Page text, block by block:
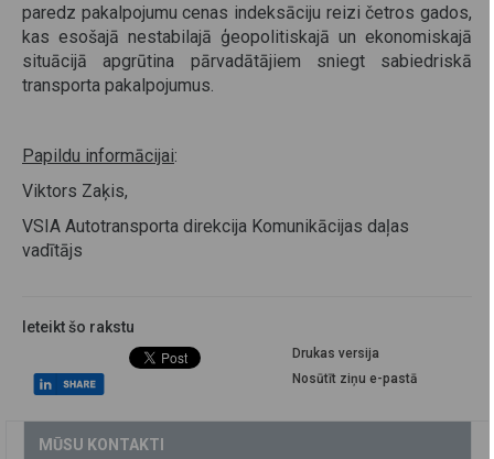
paredz pakalpojumu cenas indeksāciju reizi četros gados,
kas esošajā nestabilajā ģeopolitiskajā un ekonomiskajā
situācijā apgrūtina pārvadātājiem sniegt sabiedriskā
transporta pakalpojumus.
Papildu informācijai:
Viktors Zaķis,
VSIA Autotransporta direkcija Komunikācijas daļas
vadītājs
Ieteikt šo rakstu
Drukas versija
Nosūtīt ziņu e-pastā
MŪSU KONTAKTI